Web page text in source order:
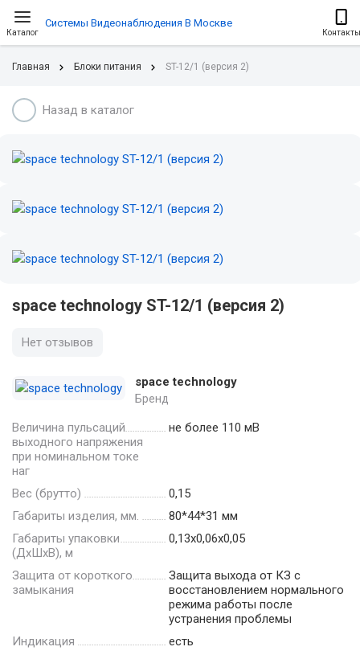
Каталог
Системы Видеонаблюдения В Москве
Контакты
Главная Блоки питания ST-12/1 (версия 2)
Назад в каталог
space technology ST-12/1 (версия 2)
Нет отзывов
space technology
Бренд
Величина пульсаций
выходного напряжения
при номинальном токе
наг
не более 110 мВ
Вес (брутто)
0,15
Габариты изделия, мм.
80*44*31 мм
Габариты упаковки
(ДхШхВ), м
0,13x0,06x0,05
Защита от короткого
замыкания
Защита выхода от КЗ с
восстановлением нормального
режима работы после
устранения проблемы
Индикация
есть